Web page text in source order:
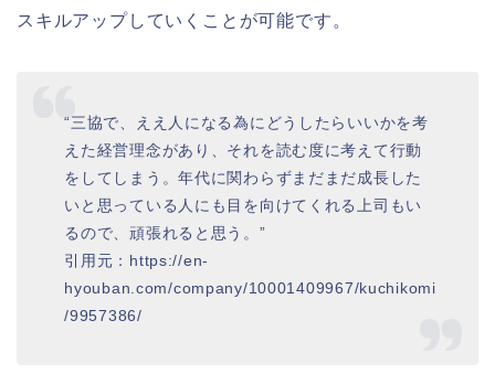
スキルアップしていくことが可能です。
“三協で、ええ人になる為にどうしたらいいかを考
えた経営理念があり、それを読む度に考えて行動
をしてしまう。年代に関わらずまだまだ成長した
いと思っている人にも目を向けてくれる上司もい
るので、頑張れると思う。”
引用元：https://en-
hyouban.com/company/10001409967/kuchikomi
/9957386/